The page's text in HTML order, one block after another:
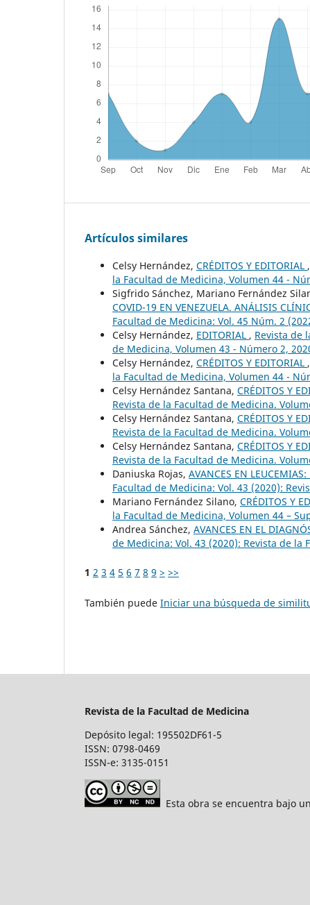
Artículos similares
Celsy Hernández, CRÉDITOS Y EDITORIAL ,
la Facultad de Medicina, Volumen 44 -
Sigfrido Sánchez, Mariano Fernández
COVID-19 EN VENEZUELA. ANÁLISIS
Facultad de Medicina: Vol. 45 Núm. 2
Celsy Hernández, EDITORIAL , Revista de
de Medicina, Volumen 43 - Número 2,
Celsy Hernández, CRÉDITOS Y EDITORIAL ,
la Facultad de Medicina, Volumen 44 -
Celsy Hernández Santana, CRÉDITOS Y
Revista de la Facultad de Medicina.
Celsy Hernández Santana, CRÉDITOS Y
Revista de la Facultad de Medicina.
Celsy Hernández Santana, CRÉDITOS Y
Revista de la Facultad de Medicina.
Daniuska Rojas, AVANCES EN
Facultad de Medicina: Vol. 43 (2020):
Mariano Fernández Silano, CRÉDITOS Y
la Facultad de Medicina, Volumen 44 –
Andrea Sánchez, AVANCES EN EL
de Medicina: Vol. 43 (2020): Revista de la
1 2 3 4 5 6 7 8 9 > >>
También puede Iniciar una búsqueda de
Revista de la Facultad de Medicina
Depósito legal: 195502DF61-5
ISSN: 0798-0469
ISSN-e: 3135-0151
Esta obra se encuentra bajo